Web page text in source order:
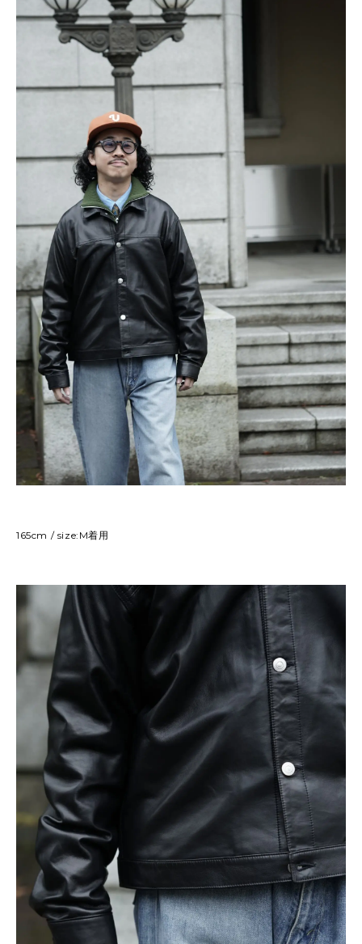
165cm / size:M着用